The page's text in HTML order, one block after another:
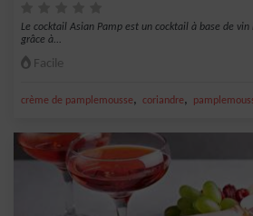
Le cocktail Asian Pamp est un cocktail à base de
grâce à...
Facile
crème de pamplemousse, coriandre,